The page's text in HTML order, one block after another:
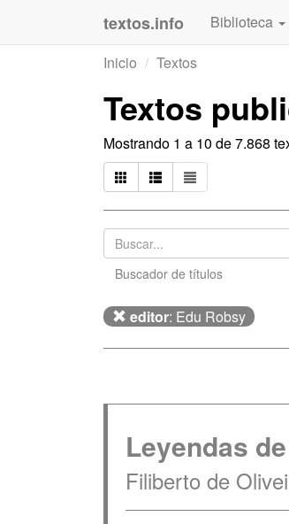
textos.info Biblioteca
Inicio
Textos
Textos
Mostrando 1 a 10 de 7.868
Buscador de títulos
editor: Edu Robsy
Leyendas
Filiberto de